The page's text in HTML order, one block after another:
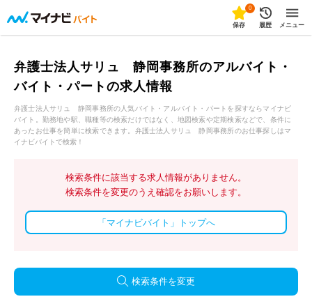
0
保存 履歴 メニュー
弁護士法人サリュ 静岡事務所のアルバイト・
バイト・パートの求人情報
弁護士法人サリュ 静岡事務所の人気バイト・アルバイト・パートを探すならマイナビ
バイト。勤務地や駅、職種等の検索だけではなく、地図検索や定期検索などで、条件に
あったお仕事を簡単に検索できます。弁護士法人サリュ 静岡事務所のお仕事探しはマ
イナビバイトで検索！
検索条件に該当する求人情報がありません。
検索条件を変更のうえ確認をお願いします。
「マイナビバイト」トップへ
検索条件を変更